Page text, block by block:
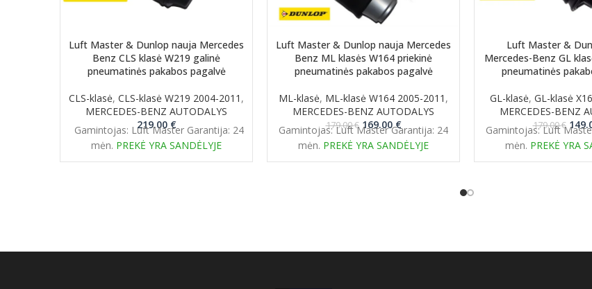
Luft Master & Dunlop nauja Mercedes
Benz CLS klasė W219 galinė
pneumatinės pakabos pagalvė
CLS-klasė, CLS-klasė W219 2004-2011 ,
MERCEDES-BENZ AUTODALYS
219.00 €
Gamintojas: Luft Master Garantija: 24
mėn. PREKĖ YRA SANDĖLYJE
Luft Master & Dunlop nauja Mercedes
Benz ML klasės W164 priekinė
pneumatinės pakabos pagalvė
ML-klasė, ML-klasė W164 2005-2011 ,
MERCEDES-BENZ AUTODALYS
179.00€ Original
price
was:
179.00 €.
169.00€Current
price
is:
169.00 €.
Gamintojas: Luft Master Garantija: 24
mėn. PREKĖ YRA SANDĖLYJE
Luft Master &
Mercedes-Benz GL
pneumatinės
GL-klasė, GL-klasė
MERCEDES-BENZ
179.00€
price
was:
Gamintojas: Luft
mėn. PREKĖ YRA